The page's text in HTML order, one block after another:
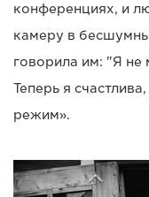
конференциях, и
камеру в
говорила им: "Я не
Теперь я
режим».